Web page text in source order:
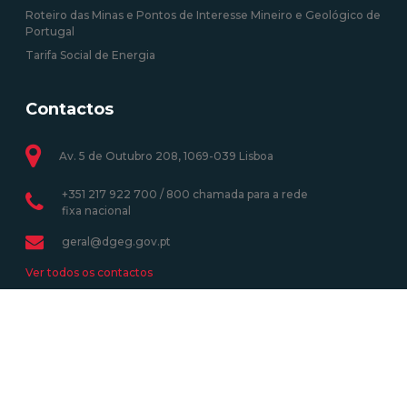
Roteiro das Minas e Pontos de Interesse Mineiro e Geológico de
Portugal
Tarifa Social de Energia
Contactos
Av. 5 de Outubro 208, 1069-039 Lisboa
+351 217 922 700 / 800 chamada para a rede
fixa nacional
geral@dgeg.gov.pt
Ver todos os contactos